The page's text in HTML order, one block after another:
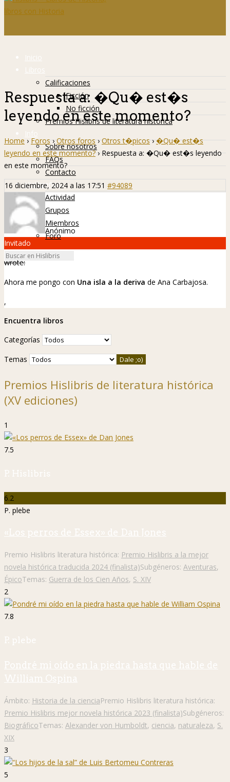
Inicio
Libros
Calificaciones
Ficción
No ficción
Premios Hislibris de literatura histórica
Info
Sobre nosotros
FAQs
Contacto
Hislibreños
Actividad
Grupos
Miembros
Foro
Respuesta a: �Qu� est�s
leyendo en este momento?
Home › Foros › Otros foros › Otros t�picos › �Qu� est�s
leyendo en este momento? › Respuesta a: �Qu� est�s leyendo
en este momento?
16 diciembre, 2024 a las 17:51 #94089
Anónimo
Invitado
wrote:
Ahora me pongo con Una isla a la deriva de Ana Carbajosa.
,
Encuentra libros
Categorías
Temas
Premios Hislibris de literatura histórica
(XV ediciones)
1
7.5
P. Hislibris
6.2
P. plebe
«Los perros de Essex» de Dan Jones
Premio Hislibris literatura histórica: Premio Hislibris a la mejor
novela histórica traducida 2024 (finalista)Subgéneros: Aventuras,
ÉpicoTemas: Guerra de los Cien Años, S. XIV
2
7.8
P. plebe
Pondré mi oído en la piedra hasta que hable de
William Ospina
Ámbito: Historia de la cienciaPremio Hislibris literatura histórica:
Premio Hislibris mejor novela histórica 2023 (finalista)Subgéneros:
BiográficoTemas: Alexander von Humboldt, ciencia, naturaleza, S.
XIX
3
5